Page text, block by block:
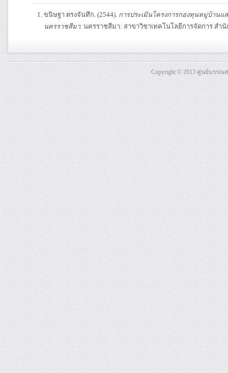
ขนิษฐา ตรงจันทึก. (2544). การประเมินโครงการกองทุนหมู่บ้าน
นครราชสีมา. นครราชสีมา: สาขาวิชาเทคโนโลยีการจัดการ สำ
Copyright © 2013 ศูนย์บรร